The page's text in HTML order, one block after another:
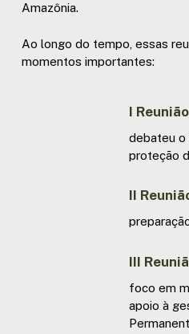
Amazônia.
Ao longo do tempo, essas
momentos importantes:
I
debateu o
proteção
II
III
foco em
apoio à